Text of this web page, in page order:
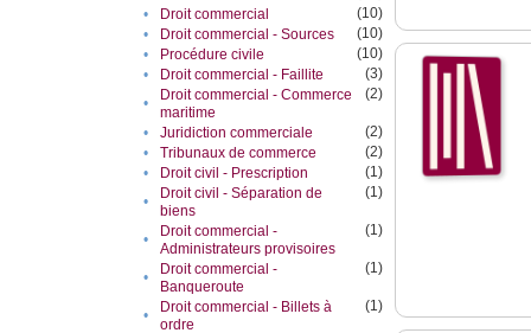
•
Droit commercial
(10)
•
Droit commercial - Sources
(10)
•
Procédure civile
(10)
•
Droit commercial - Faillite
(3)
•
Droit commercial - Commerce
maritime
(2)
• Juridiction commerciale
(2)
•
Tribunaux de commerce
(2)
•
Droit civil - Prescription
(1)
•
Droit civil - Séparation de
biens
(1)
•
Droit commercial -
Administrateurs provisoires
(1)
•
Droit commercial -
Banqueroute
(1)
•
Droit commercial - Billets à
ordre
(1)